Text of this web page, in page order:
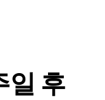
일 후